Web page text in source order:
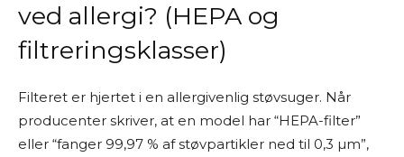
ved allergi? (HEPA og
filtreringsklasser)
Filteret er hjertet i en allergivenlig støvsuger. Når
producenter skriver, at en model har “HEPA-filter”
eller “fanger 99,97 % af støvpartikler ned til 0,3 µm”,